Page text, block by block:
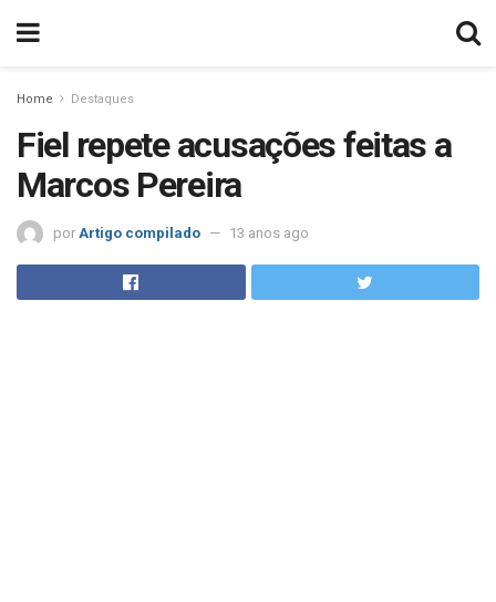
Home Destaques
Fiel repete acusações feitas a
Marcos Pereira
por Artigo compilado 13 anos ago